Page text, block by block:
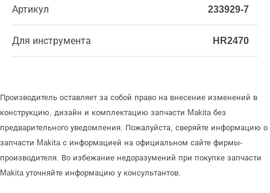
Артикул 233929-7
Для инструмента HR2470
Производитель оставляет за собой право на внесение изменений в
конструкцию, дизайн и комплектацию запчасти Makita без
предварительного уведомления. Пожалуйста, сверяйте информацию о
запчасти Makita с информацией на официальном сайте фирмы-
производителя. Во избежание недоразумений при покупке запчасти
Makita уточняйте информацию у консультантов.